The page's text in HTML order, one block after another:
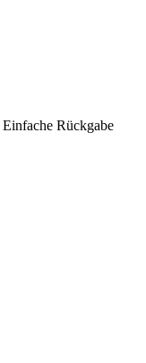
Einfache Rückgabe